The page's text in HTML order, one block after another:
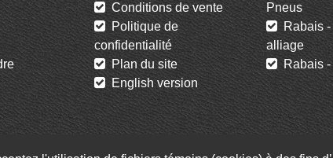
Conditions de vente
Politique de
confidentialité
Plan du site
English version
Pneus
Rabais -
alliage
Rabais -